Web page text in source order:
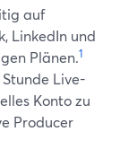
auf
LinkedIn und
Plänen.1
Live-
Konto zu
Producer